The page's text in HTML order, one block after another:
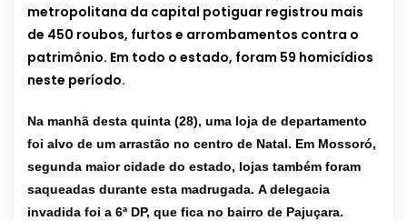
metropolitana da capital potiguar registrou mais
de 450 roubos, furtos e arrombamentos contra o
patrimônio. Em todo o estado, foram 59 homicídios
neste período.
Na manhã desta quinta (28), uma loja de departamento
foi alvo de um arrastão no centro de Natal. Em Mossoró,
segunda maior cidade do estado, lojas também foram
saqueadas durante esta madrugada. A delegacia
invadida foi a 6ª DP, que fica no bairro de Pajuçara.